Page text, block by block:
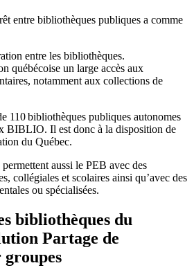
entre bibliothèques publiques a comme
entre les bibliothèques.
québécoise un large accès aux
notamment aux collections de
110bibliothèques publiques autonomes
BIBLIO. Il est donc à la disposition de
du Québec.
aussi le PEB avec des
collégiales et scolaires ainsi qu’avec des
ou spécialisées.
bibliothèques du
Partage de
groupes